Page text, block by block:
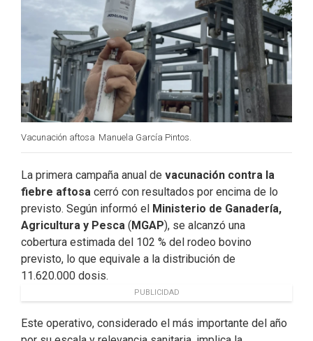
k
d
I
n
r
Vacunación aftosa Manuela García Pintos.
La primera campaña anual de vacunación contra la
fiebre aftosa cerró con resultados por encima de lo
previsto. Según informó el
Ministerio de Ganadería,
Agricultura y Pesca ( MGAP), se alcanzó una
cobertura estimada del 102 % del rodeo bovino
previsto, lo que equivale a la distribución de
11.620.000 dosis.
PUBLICIDAD
Este operativo, considerado el más importante del año